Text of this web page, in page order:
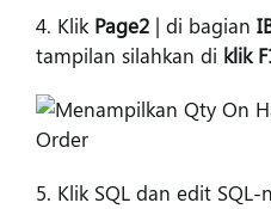
4. Klik Page2 | di bagian
tampilan silahkan di klik
5. Klik SQL dan edit